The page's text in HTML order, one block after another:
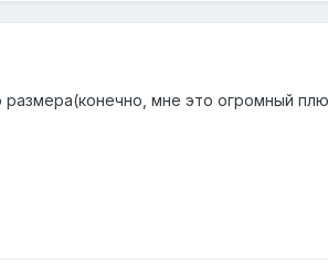
мне это огромный